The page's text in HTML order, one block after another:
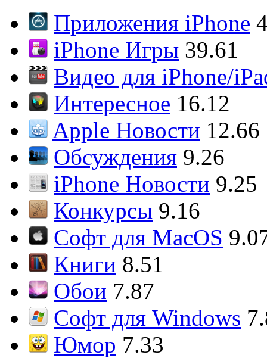
Приложения iPhone
iPhone Игры 39.61
Видео для iPhone/
Интересное 16.12
Apple Новости 12.66
Обсуждения 9.26
iPhone Новости 9.25
Конкурсы 9.16
Софт для MacOS
Книги 8.51
Обои 7.87
Софт для Windows
Юмор 7.33